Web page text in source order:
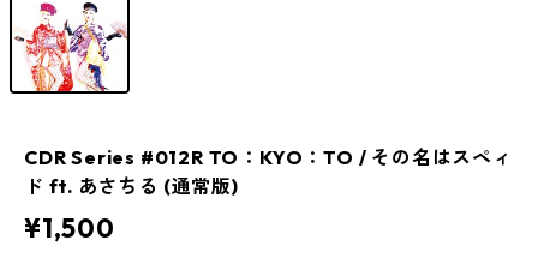
CDR Series #012R TO：KYO：TO / その名はスペィ
ド ft. あさちる (通常版)
¥1,500